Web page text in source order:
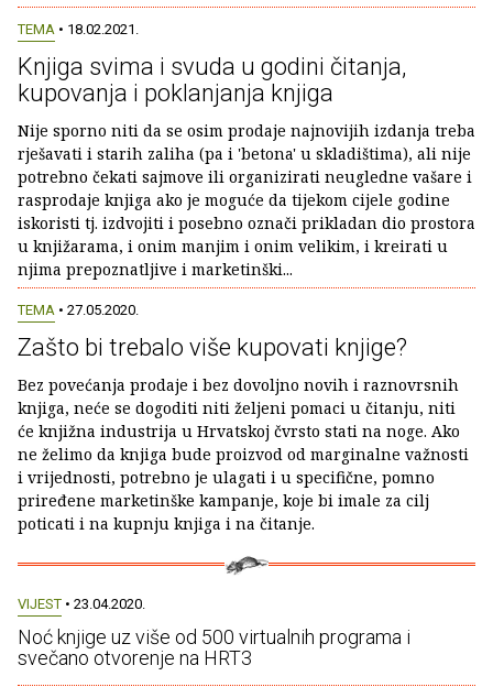
TEMA • 18.02.2021.
Knjiga svima i svuda u godini čitanja,
kupovanja i poklanjanja knjiga
Nije sporno niti da se osim prodaje najnovijih izdanja treba
rješavati i starih zaliha (pa i 'betona' u skladištima), ali nije
potrebno čekati sajmove ili organizirati neugledne vašare i
rasprodaje knjiga ako je moguće da tijekom cijele godine
iskoristi tj. izdvojiti i posebno označi prikladan dio prostora
u knjižarama, i onim manjim i onim velikim, i kreirati u
njima prepoznatljive i marketinški...
TEMA • 27.05.2020.
Zašto bi trebalo više kupovati knjige?
Bez povećanja prodaje i bez dovoljno novih i raznovrsnih
knjiga, neće se dogoditi niti željeni pomaci u čitanju, niti
će knjižna industrija u Hrvatskoj čvrsto stati na noge. Ako
ne želimo da knjiga bude proizvod od marginalne važnosti
i vrijednosti, potrebno je ulagati i u specifične, pomno
priređene marketinške kampanje, koje bi imale za cilj
poticati i na kupnju knjiga i na čitanje.
VIJEST • 23.04.2020.
Noć knjige uz više od 500 virtualnih programa i
svečano otvorenje na HRT3